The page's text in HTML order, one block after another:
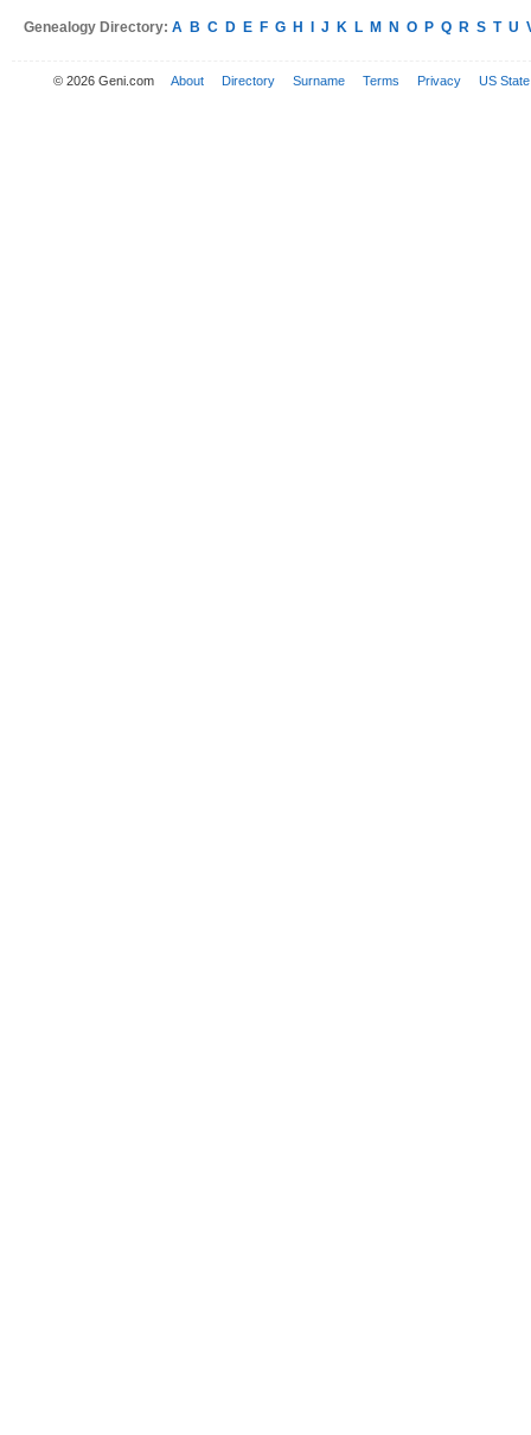
Genealogy Directory: A B C D E F G H J K L M N O P Q R S T U
© 2026 Geni.com About Directory Surname Terms Privacy US